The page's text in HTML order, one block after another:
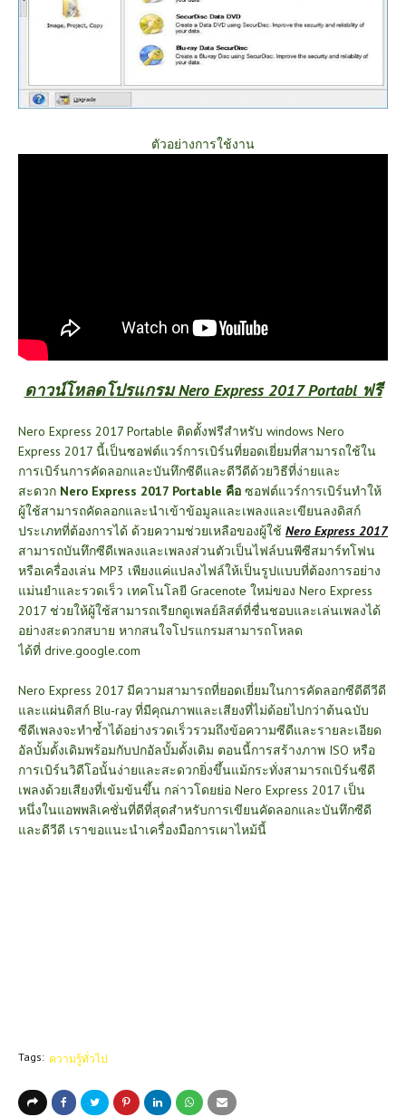
ตัวอย่างการใช้งาน
ดาวน์โหลดโปรแกรม Nero Express 2017 Portabl ฟรี
Nero Express 2017 Portable ติดตั้งฟรีสำหรับ windows Nero
Express 2017 นี้เป็นซอฟต์แวร์การเบิร์นที่ยอดเยี่ยมที่สามารถใช้ใน
การเบิร์นการคัดลอกและบันทึกซีดีและดีวีดีด้วยวิธีที่ง่ายและ
สะดวก Nero Express 2017 Portable คือ ซอฟต์แวร์การเบิร์นทำให้
ผู้ใช้สามารถคัดลอกและนำเข้าข้อมูลและเพลงและเขียนลงดิสก์
ประเภทที่ต้องการได้ ด้วยความช่วยเหลือของผู้ใช้ Nero Express 2017
สามารถบันทึกซีดีเพลงและเพลงส่วนตัวเป็นไฟล์บนพีซีสมาร์ทโฟน
หรือเครื่องเล่น MP3 เพียงแค่แปลงไฟล์ให้เป็นรูปแบบที่ต้องการอย่าง
แม่นยำและรวดเร็ว เทคโนโลยี Gracenote ใหม่ของ Nero Express
2017 ช่วยให้ผู้ใช้สามารถเรียกดูเพลย์ลิสต์ที่ชื่นชอบและเล่นเพลงได้
อย่างสะดวกสบาย หากสนใจโปรแกรมสามารถโหลด
ได้ที่ drive.google.com
Nero Express 2017 มีความสามารถที่ยอดเยี่ยมในการคัดลอกซีดีดีวีดี
และแผ่นดิสก์ Blu-ray ที่มีคุณภาพและเสียงที่ไม่ด้อยไปกว่าต้นฉบับ
ซีดีเพลงจะทำซ้ำได้อย่างรวดเร็วรวมถึงข้อความซีดีและรายละเอียด
อัลบั้มดั้งเดิมพร้อมกับปกอัลบั้มดั้งเดิม ตอนนี้การสร้างภาพ ISO หรือ
การเบิร์นวิดีโอนั้นง่ายและสะดวกยิ่งขึ้นแม้กระทั่งสามารถเบิร์นซีดี
เพลงด้วยเสียงที่เข้มข้นขึ้น กล่าวโดยย่อ Nero Express 2017 เป็น
หนึ่งในแอพพลิเคชั่นที่ดีที่สุดสำหรับการเขียนคัดลอกและบันทึกซีดี
และดีวีดี เราขอแนะนำเครื่องมือการเผาไหม้นี้
Tags: ความรู้ทั่วไป